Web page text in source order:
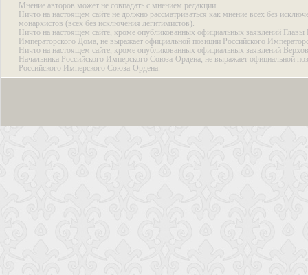
Мнение авторов может не совпадать с мнением редакции.
Ничто на настоящем сайте не должно рассматриваться как мнение всех без
монархистов (всех без исключения легитимистов).
Ничто на настоящем сайте, кроме опубликованных официальных заявлений Главы
Императорского Дома, не выражает официальной позиции Российского
Ничто на настоящем сайте, кроме опубликованных официальных заявлений
Начальника Российского Имперского Союза-Ордена, не выражает официальной
Российского Имперского Союза-Ордена.